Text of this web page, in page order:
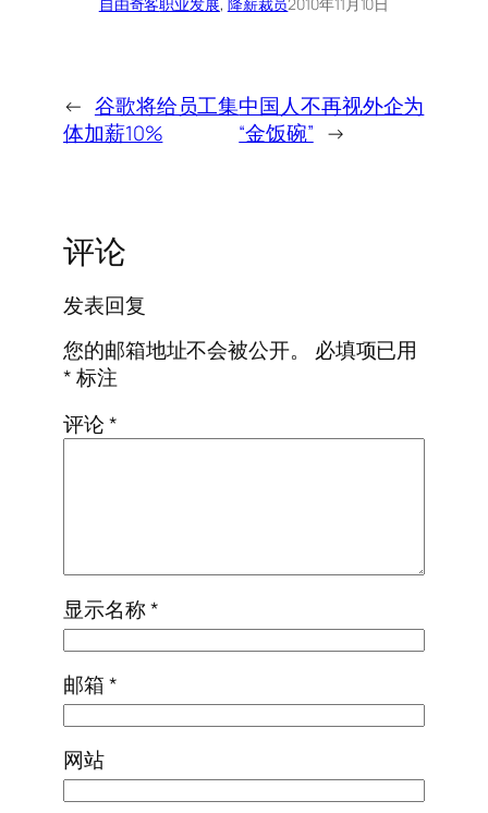
自由奇客职业发展, 降薪裁员2010年11月10日
← 谷歌将给员工集
体加薪10%
中国人不再视外企为
“金饭碗” →
评论
发表回复
您的邮箱地址不会被公开。
必填项已用
*标注
评论*
显示名称*
邮箱*
网站